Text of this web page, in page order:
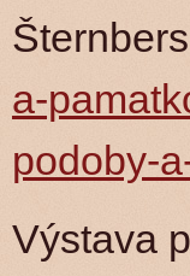
a-
podoby-
Výstava